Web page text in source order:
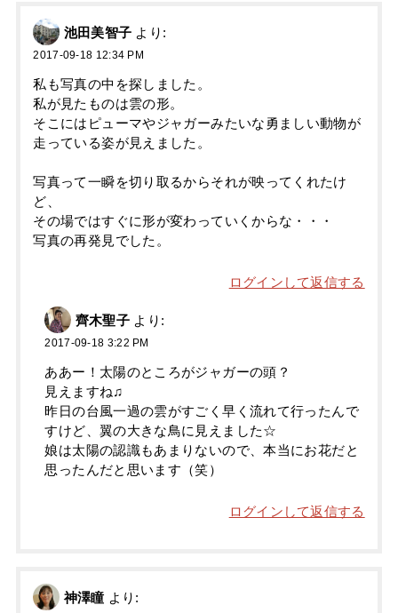
池田美智子 より:
2017-09-18 12:34 PM
私も写真の中を探しました。
私が見たものは雲の形。
そこにはピューマやジャガーみたいな勇ましい動物が
走っている姿が見えました。
写真って一瞬を切り取るからそれが映ってくれたけ
ど、
その場ではすぐに形が変わっていくからな・・・
写真の再発見でした。
ログインして返信する
齊木聖子 より:
2017-09-18 3:22 PM
ああー！太陽のところがジャガーの頭？
見えますね♫
昨日の台風一過の雲がすごく早く流れて行ったんで
すけど、翼の大きな鳥に見えました☆
娘は太陽の認識もあまりないので、本当にお花だと
思ったんだと思います（笑）
ログインして返信する
神澤瞳 より: